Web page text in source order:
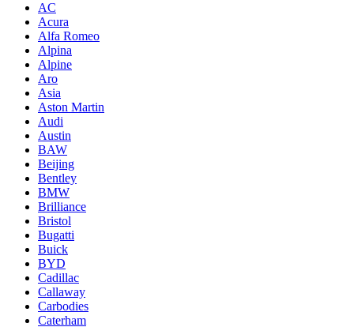
AC
Acura
Alfa Romeo
Alpina
Alpine
Aro
Asia
Aston Martin
Audi
Austin
BAW
Beijing
Bentley
BMW
Brilliance
Bristol
Bugatti
Buick
BYD
Cadillac
Callaway
Carbodies
Caterham